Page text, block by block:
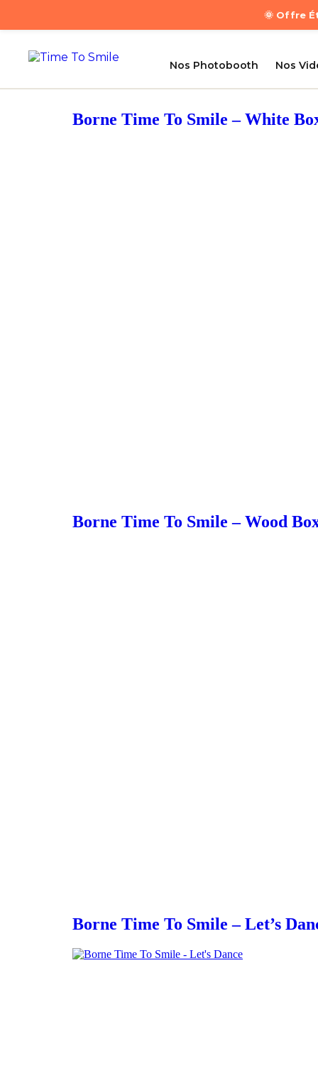
🌞 Offre
Nos Photobooth Nos
Borne Time To Smile – White
Borne Time To Smile – Wood
Borne Time To Smile – Let’s